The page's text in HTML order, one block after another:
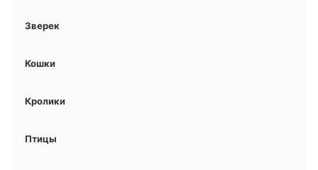
Зверек
Кошки
Кролики
Птицы